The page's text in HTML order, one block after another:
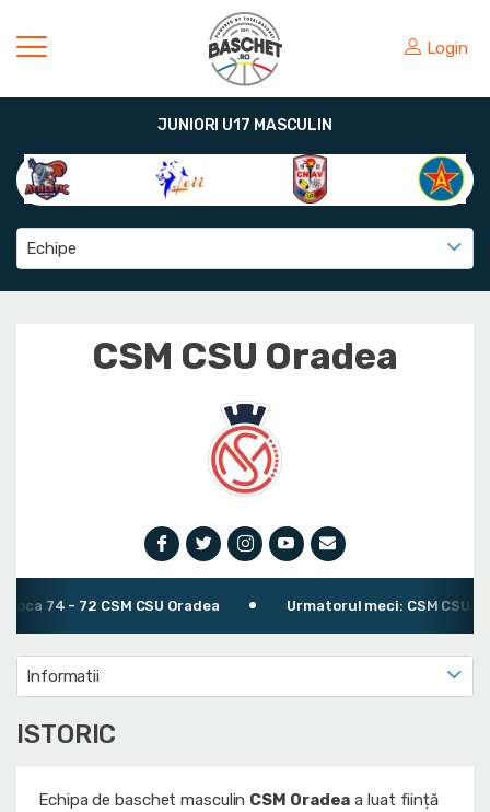
Login
JUNIORI U17 MASCULIN
Echipe
CSM CSU Oradea
74 - 72 CSM CSU Oradea Urmatorul meci: CSM CSU
Informatii
ISTORIC
Echipa de baschet masculin CSM Oradea a luat ființă